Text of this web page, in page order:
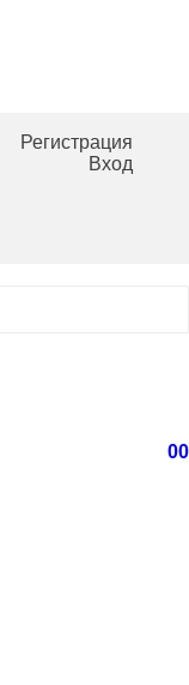
Регистрация
Вход
00